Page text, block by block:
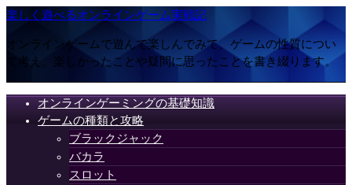
楽しく遊べるオンラインゲーム実戦記
オンラインゲームで遊んで楽しんでみて、ゲームの性質につい
て考え、楽しかったことや疑問に思ったことを書き綴ります。
オンラインゲーミングの基礎知識
ゲームの種類と攻略
ブラックジャック
バカラ
スロット